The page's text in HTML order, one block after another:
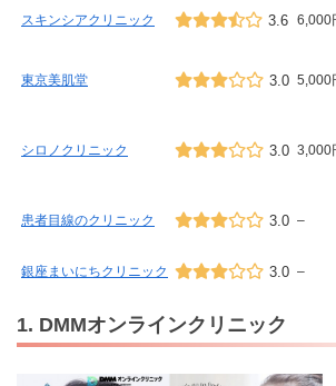
スキンシアクリニック 3.6 6,000
東京美肌堂 3.0 5,000
シロノクリニック 3.0 3,000
患者目線のクリニック 3.0 –
銀座まいにちクリニック
3.0 –
1. DMMオンラインクリニック